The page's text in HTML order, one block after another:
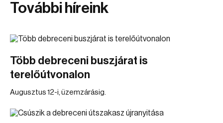
További híreink
Több debreceni buszjárat is
terelőútvonalon
Augusztus 12-i, üzemzárásig.